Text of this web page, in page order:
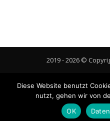
2019 - 2026 ©
Gastbeitrag veröffentlichen
Diese Website benutzt
nutzt, gehen wir von
OK